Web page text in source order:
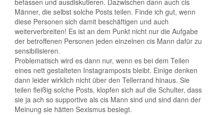
befassen und ausdiskutieren. Dazwischen dann auch cis
Männer, die selbst solche Posts teilen. Finde ich gut, wenn
diese Personen sich damit beschäftigen und auch
weiterverbreiten! Es ist an dem Punkt nicht nur die Aufgabe
der betroffenen Personen jeden einzelnen cis Mann dafür zu
sensibilisieren.
Problematisch wird es dann nur, wenn es bei dem Teilen
eines nett gestalteten Instagramposts bleibt. Einige denken
dann leider wirklich nicht über den Tellerrand hinaus. Sie
teilen fleißig solche Posts, klopfen sich auf die Schulter, dass
sie ja ach so supportive als cis Mann sind und sind dann der
Meinung sie hätten Sexismus besiegt.